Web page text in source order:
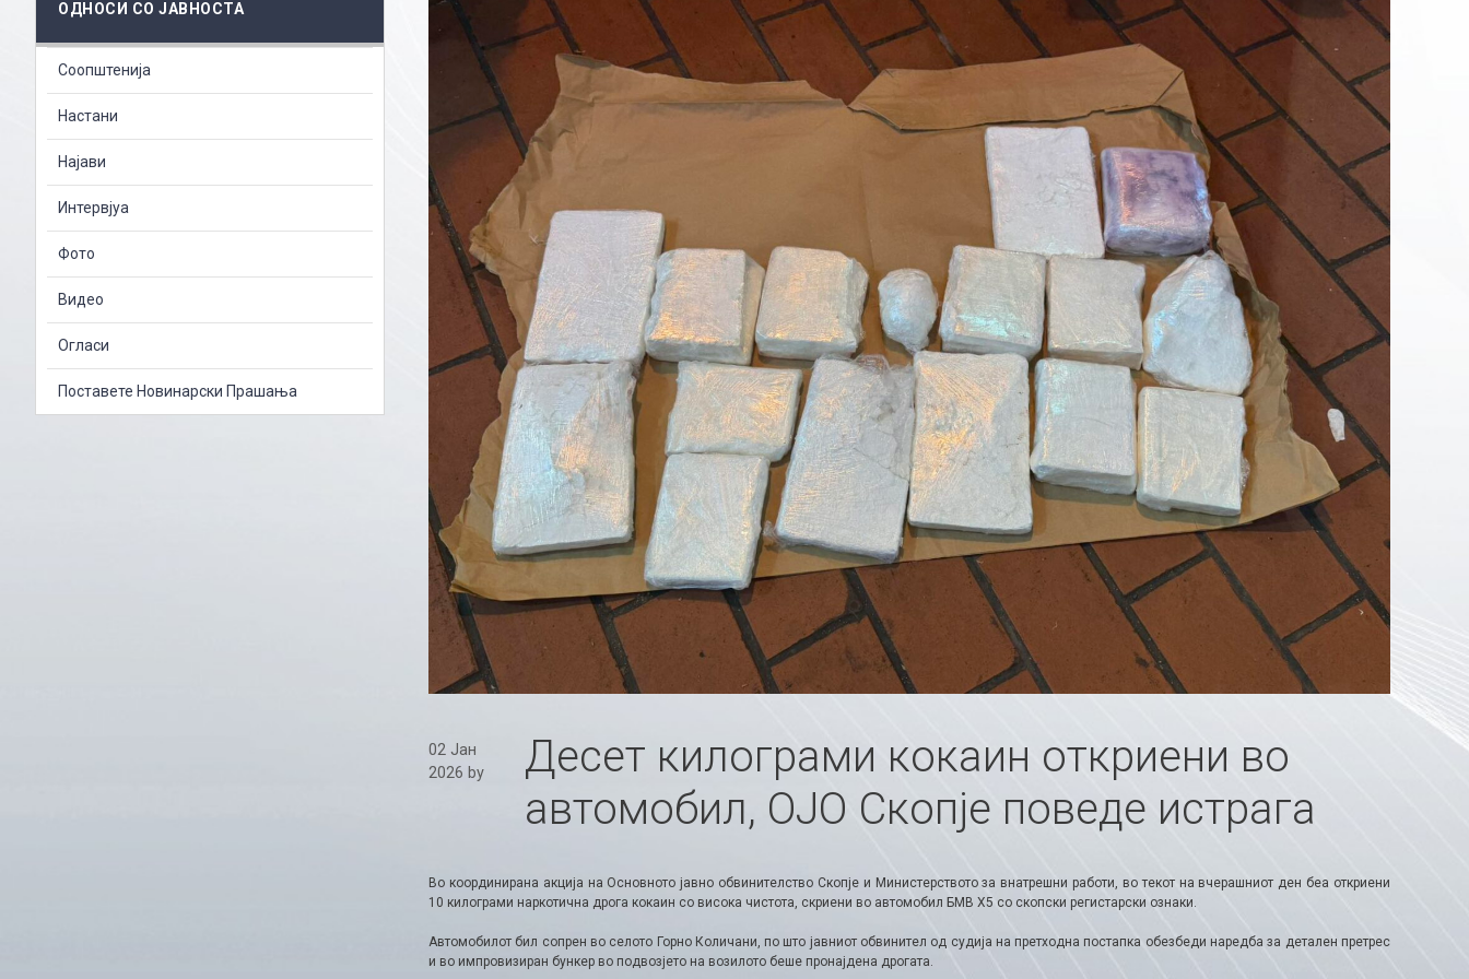
Десет килограми кокаин откриени во
автомобил, ОЈО Скопје поведе истрага
02 Јан
2026 by
Во координирана акција на Основното јавно обвинителство Скопје и Министерството за внатрешни работи, во текот на вчерашниот ден беа откриени
10 килограми наркотична дрога кокаин со висока чистота, скриени во автомобил БМВ X5 со скопски регистарски ознаки.
Автомобилот бил сопрен во селото Горно Количани, по што јавниот обвинител од судија на претходна постапка обезбеди наредба за детален претрес
и во импровизиран бункер во подвозјето на возилото беше пронајдена дрогата.
ОДНОСИ СО ЈАВНОСТА
Соопштенија
Настани
Најави
Интервјуа
Фото
Видео
Огласи
Поставете Новинарски Прашања